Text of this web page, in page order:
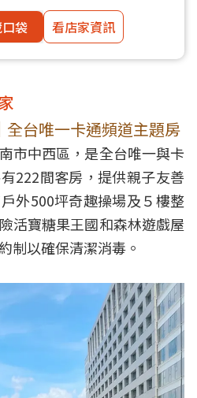
袋
看店家資訊
全台唯一卡通頻道主題房
市中西區，是全台唯一與卡
222間客房，提供親子友善
外500坪奇趣操場及５樓整
活寶糖果王國和森林遊戲屋
制以確保清潔消毒。